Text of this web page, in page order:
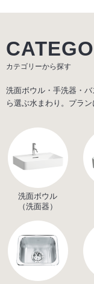
カテゴリーから探す
洗面ボウル・手洗器・
ら選ぶ水まわり。プラ
洗面ボウル
（洗面器）